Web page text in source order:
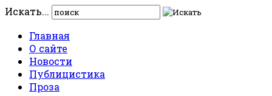
Искать...
Главная
О сайте
Новости
Публицистика
Проза